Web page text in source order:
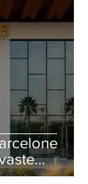
Terminal